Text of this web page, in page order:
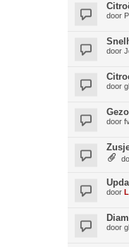
door
door
door
door
door
door